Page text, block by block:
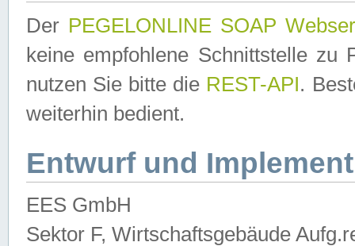
Der PEGELONLINE SOAP
keine empfohlene Schnittstelle zu
nutzen Sie bitte die REST-API.
weiterhin bedient.
Entwurf und
EES GmbH
Sektor F, Wirtschaftsgebäude